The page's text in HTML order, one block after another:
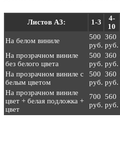
Листов А3: 1-3
4-
10
На белом виниле
500
руб.
360
руб.
На прозрачном виниле
без белого цвета
500
руб.
360
руб.
На прозрачном виниле с
белым цветом
500
руб.
360
руб.
На прозрачном виниле
цвет + белая подложка +
цвет
700
руб.
560
руб.